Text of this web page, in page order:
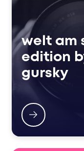
welt am
edition
gursky